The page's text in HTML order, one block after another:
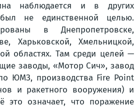
наблюдается и в других
не единственной целью.
в Днепропетровске,
Харьковской, Хмельницкой,
областях. Там среди целей —
заводы, «Мотор Сич», завод
ЮМЗ, производства Fire Point
и ракетного вооружения) и
это означает, что поражение